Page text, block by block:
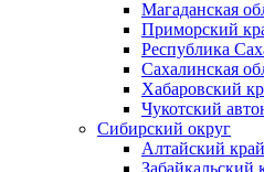
Магаданская
Приморский
Республика
Сахалинская
Хабаровский
Чукотский
Сибирский округ
Алтайский край